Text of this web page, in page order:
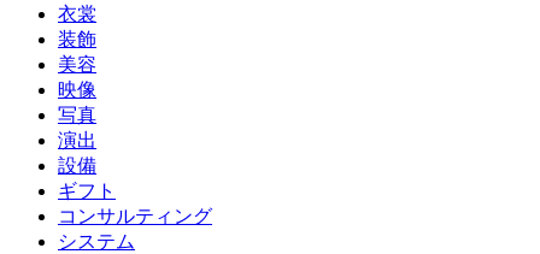
衣裳
装飾
美容
映像
写真
演出
設備
ギフト
コンサルティング
システム